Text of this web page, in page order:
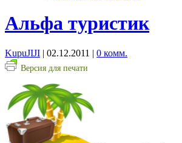
Альфа туристик
KupuJIJI | 02.12.2011 | 0 комм.
Версия для печати